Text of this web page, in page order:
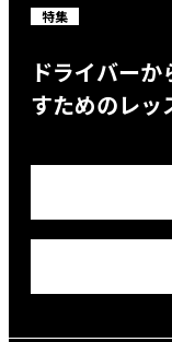
特集
ドライバー
すためのレッ